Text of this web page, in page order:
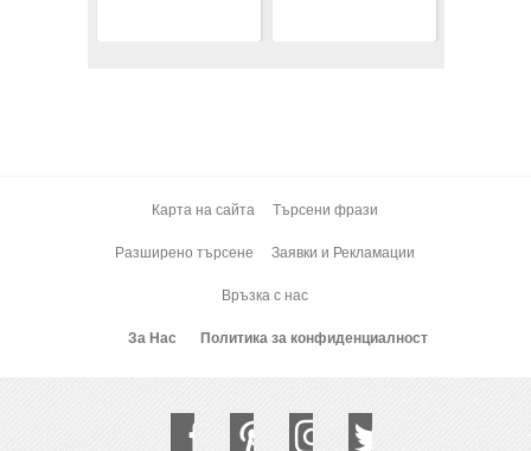
Карта на сайта Търсени фрази
Разширено търсене Заявки и Рекламации
Връзка с нас
За Нас Политика за конфиденциалност